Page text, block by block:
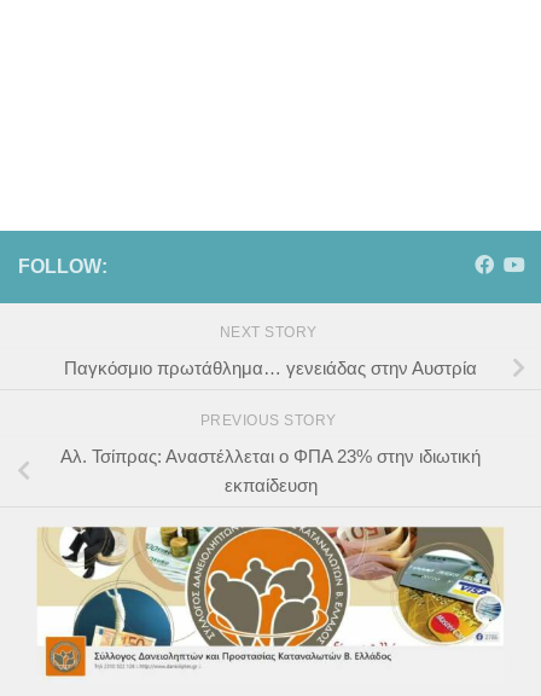
FOLLOW:
NEXT STORY
Παγκόσμιο πρωτάθλημα… γενειάδας στην Αυστρία
PREVIOUS STORY
Αλ. Τσίπρας: Αναστέλλεται ο ΦΠΑ 23% στην ιδιωτική
εκπαίδευση